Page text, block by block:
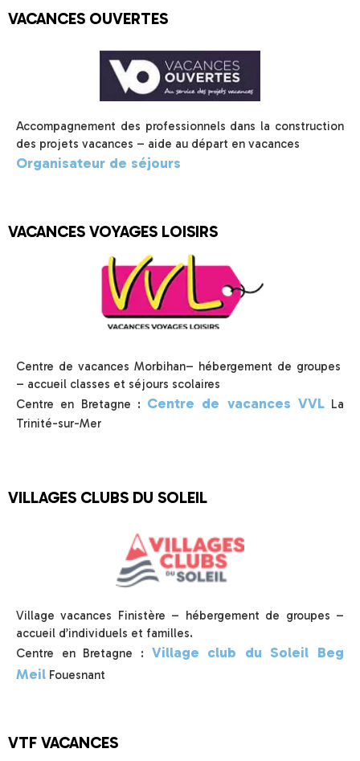
VACANCES OUVERTES
Accompagnement des professionnels dans la construction
des projets vacances – aide au départ en vacances
Organisateur de séjours
VACANCES VOYAGES LOISIRS
Centre de vacances Morbihan– hébergement de groupes
– accueil classes et séjours scolaires
Centre en Bretagne : Centre de vacances VVLLa
Trinité-sur-Mer
VILLAGES CLUBS DU SOLEIL
Village vacances Finistère – hébergement de groupes –
accueil d’individuels et familles.
Centre en Bretagne : Village club du Soleil Beg
Meil Fouesnant
VTF VACANCES